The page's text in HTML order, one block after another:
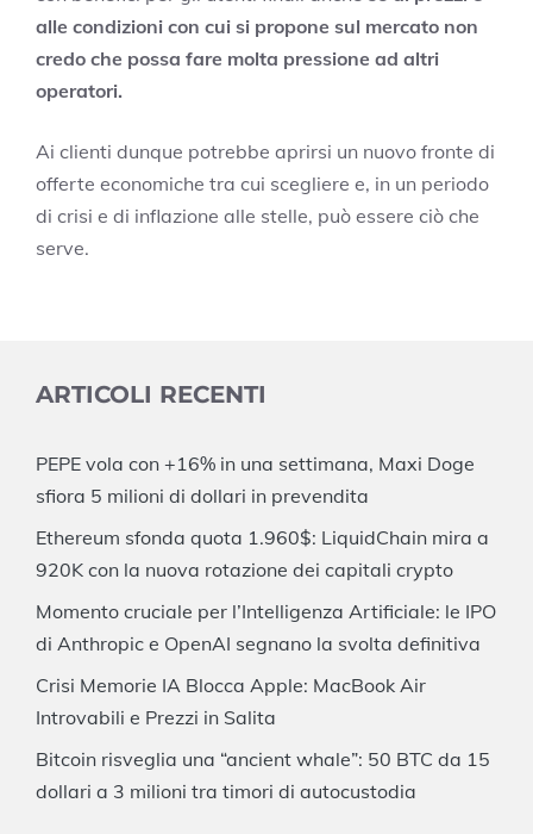
alle condizioni con cui si propone sul mercato non
credo che possa fare molta pressione ad altri
operatori.
Ai clienti dunque potrebbe aprirsi un nuovo fronte di
offerte economiche tra cui scegliere e, in un periodo
di crisi e di inflazione alle stelle, può essere ciò che
serve.
ARTICOLI RECENTI
PEPE vola con +16% in una settimana, Maxi Doge
sfiora 5 milioni di dollari in prevendita
Ethereum sfonda quota 1.960$: LiquidChain mira a
920K con la nuova rotazione dei capitali crypto
Momento cruciale per l’Intelligenza Artificiale: le IPO
di Anthropic e OpenAI segnano la svolta definitiva
Crisi Memorie IA Blocca Apple: MacBook Air
Introvabili e Prezzi in Salita
Bitcoin risveglia una “ancient whale”: 50 BTC da 15
dollari a 3 milioni tra timori di autocustodia